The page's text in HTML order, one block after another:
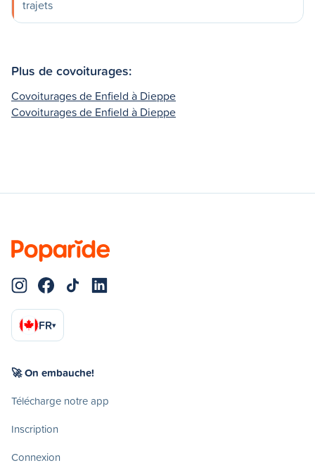
trajets
Plus de covoiturages:
Covoiturages de Enfield à Dieppe
Covoiturages de Enfield à Dieppe
FR▾
🚀 On embauche!
Télécharge notre app
Inscription
Connexion